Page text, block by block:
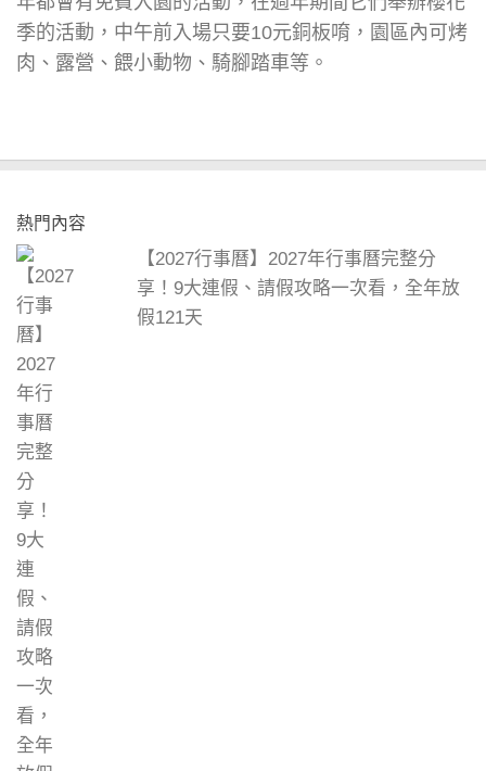
季的活動，中午前入場只要10元銅板唷，園區內可烤
肉、露營、餵小動物、騎腳踏車等。
熱門內容
【2027行事曆】2027年行事曆完整分
享！9大連假、請假攻略一次看，全年放
假121天